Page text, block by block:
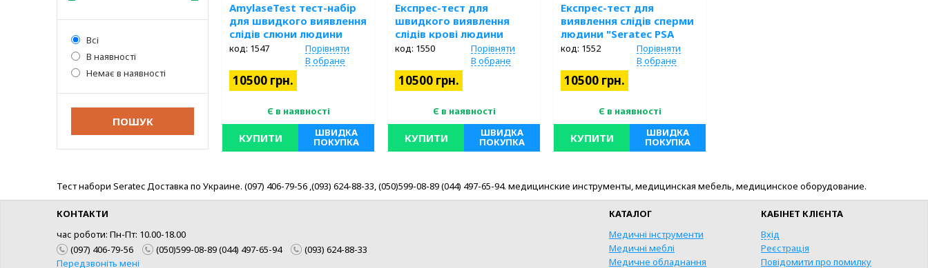
AmylaseTest тест-набір
для швидкого виявлення
слідів слюни людини
код: 1547
Порівняти
В обране
10500 грн.
Є в наявності
КУПИТИ ШВИДКА
ПОКУПКА
людини при проведенні судово-
Експрес-тест для
швидкого виявлення
слідів крові людини
"Seratec HemDirect"
код: 1550
Порівняти
В обране
10500 грн.
Є в наявності
КУПИТИ ШВИДКА
ПОКУПКА
Експрес-тест для
виявлення слідів сперми
людини "Seratec PSA
Semiquant"
код: 1552
Порівняти
В обране
10500 грн.
Є в наявності
КУПИТИ ШВИДКА
ПОКУПКА
Всі
В наявності
Немає в наявності
Тест набори Seratec Доставка по Украине. (097) 406-79-56 ,(093) 624-88-33, (050)599-08-89 (044) 497-65-94. медицинские инструменты, медицинская мебель, медицинское оборудование.
КОНТАКТИ
час роботи: Пн-Пт: 10.00-18.00
(097) 406-79-56
(050)599-08-89 (044) 497-65-94
(093) 624-88-33
Передзвоніть мені
КАТАЛОГ
Медичні інструменти
Медичні меблі
Медичне обладнання
КАБІНЕТ КЛІЄНТА
Вхід
Реєстрація
Повідомити про помилку